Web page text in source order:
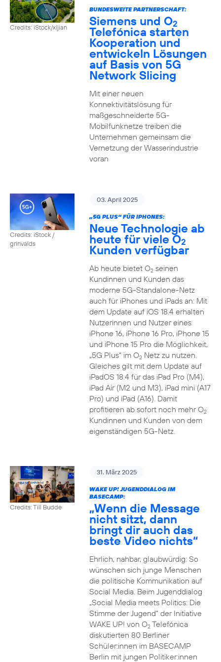
Credits: iStock/xijian
BUNDESWEITE PARTNERSCHAFT:
Siemens und O2
Telefónica starten
Kooperation und
entwickeln Lösungen
auf Basis von 5G
Network Slicing
Mit einer neuen
Konnektivitätslösung für
maßgeschneiderte 5G-
Mobilfunknetze treiben die
Unternehmen gemeinsam die
Vernetzung der Wasserindustrie
voran
Credits: iStock /
grinvalds
03. April 2025
„5G PLUS“ FÜR IPHONES:
Neue Technologie ab
heute für viele O2
Kunden verfügbar
Ab heute bietet O2seinen
Kundinnen und Kunden das
moderne 5G-Standalone-Netz
auch für iPhones und iPads an: Mit
dem Update auf iOS 18.4 erhalten
Nutzerinnen und Nutzer eines
iPhone 16, iPhone 16 Pro, iPhone 15
und iPhone 15 Pro die Möglichkeit,
„5G Plus“ im O2Netz zu nutzen.
Gleiches gilt mit dem Update auf
iPadOS 18.4 für das iPad Pro (M4),
iPad Air (M2 und M3), iPad mini (A17
Pro) und iPad (A16). Damit
profitieren ab sofort noch mehr O2
Kundinnen und Kunden von dem
eigenständigen 5G-Netz.
Credits: Till Budde
31. März 2025
WAKE UP! JUGENDDIALOG IM
BASECAMP:
„Wenn die Message
nicht sitzt, dann
bringt dir auch das
beste Video nichts“
Ehrlich, nahbar, glaubwürdig: So
wünschen sich junge Menschen
die politische Kommunikation auf
Social Media. Beim Jugenddialog
„Social Media meets Politics: Die
Stimme der Jugend“ der Initiative
WAKE UP! von O2Telefónica
diskutierten 80 Berliner
Schüler:innen im BASECAMP
Berlin mit jungen Politiker:innen